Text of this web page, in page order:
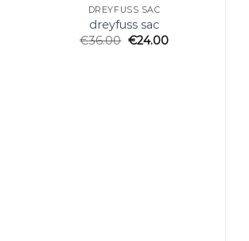
DREYFUSS SAC
dreyfuss sac
€36.00 €24.00